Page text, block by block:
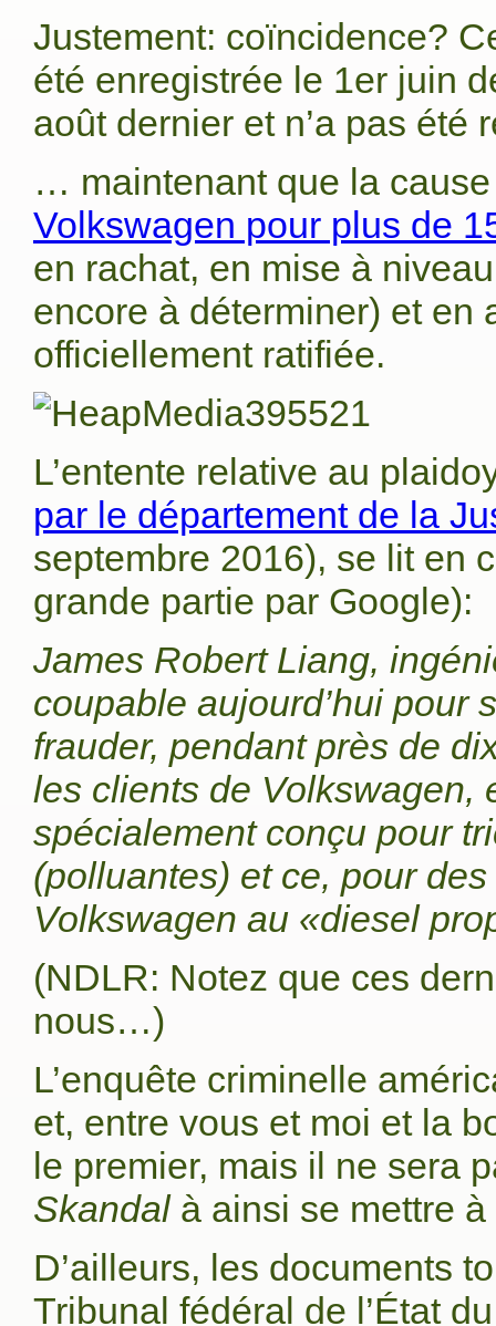
Justement: coïncidence?
été enregistrée le 1er juin
août dernier et n’a pas
… maintenant que la
Volkswagen pour plus de
en rachat, en mise à
encore à déterminer) et en
officiellement ratifiée.
L’entente relative au
par le département de la
septembre 2016), se lit en
grande partie par Google):
James Robert Liang,
coupable aujourd’hui pour
frauder, pendant près de
les clients de Volkswagen,
spécialement conçu pour
(polluantes) et ce, pour
Volkswagen au «diesel
(NDLR: Notez que ces
nous…)
L’enquête criminelle
et, entre vous et moi et la
le premier, mais il ne sera
Skandalà ainsi se mettre à
D’ailleurs, les documents
Tribunal fédéral de l’État